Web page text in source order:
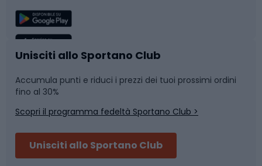
Sport di squadra
Caschi da ciclismo
Skitouring
Camminata nordica
Nuoto
Pattinaggio
Unisciti allo Sportano Club
Accumula punti e riduci i prezzi dei tuoi prossimi ordini
fino al 30%
Scopri il programma fedeltà Sportano Club >
Unisciti allo Sportano Club